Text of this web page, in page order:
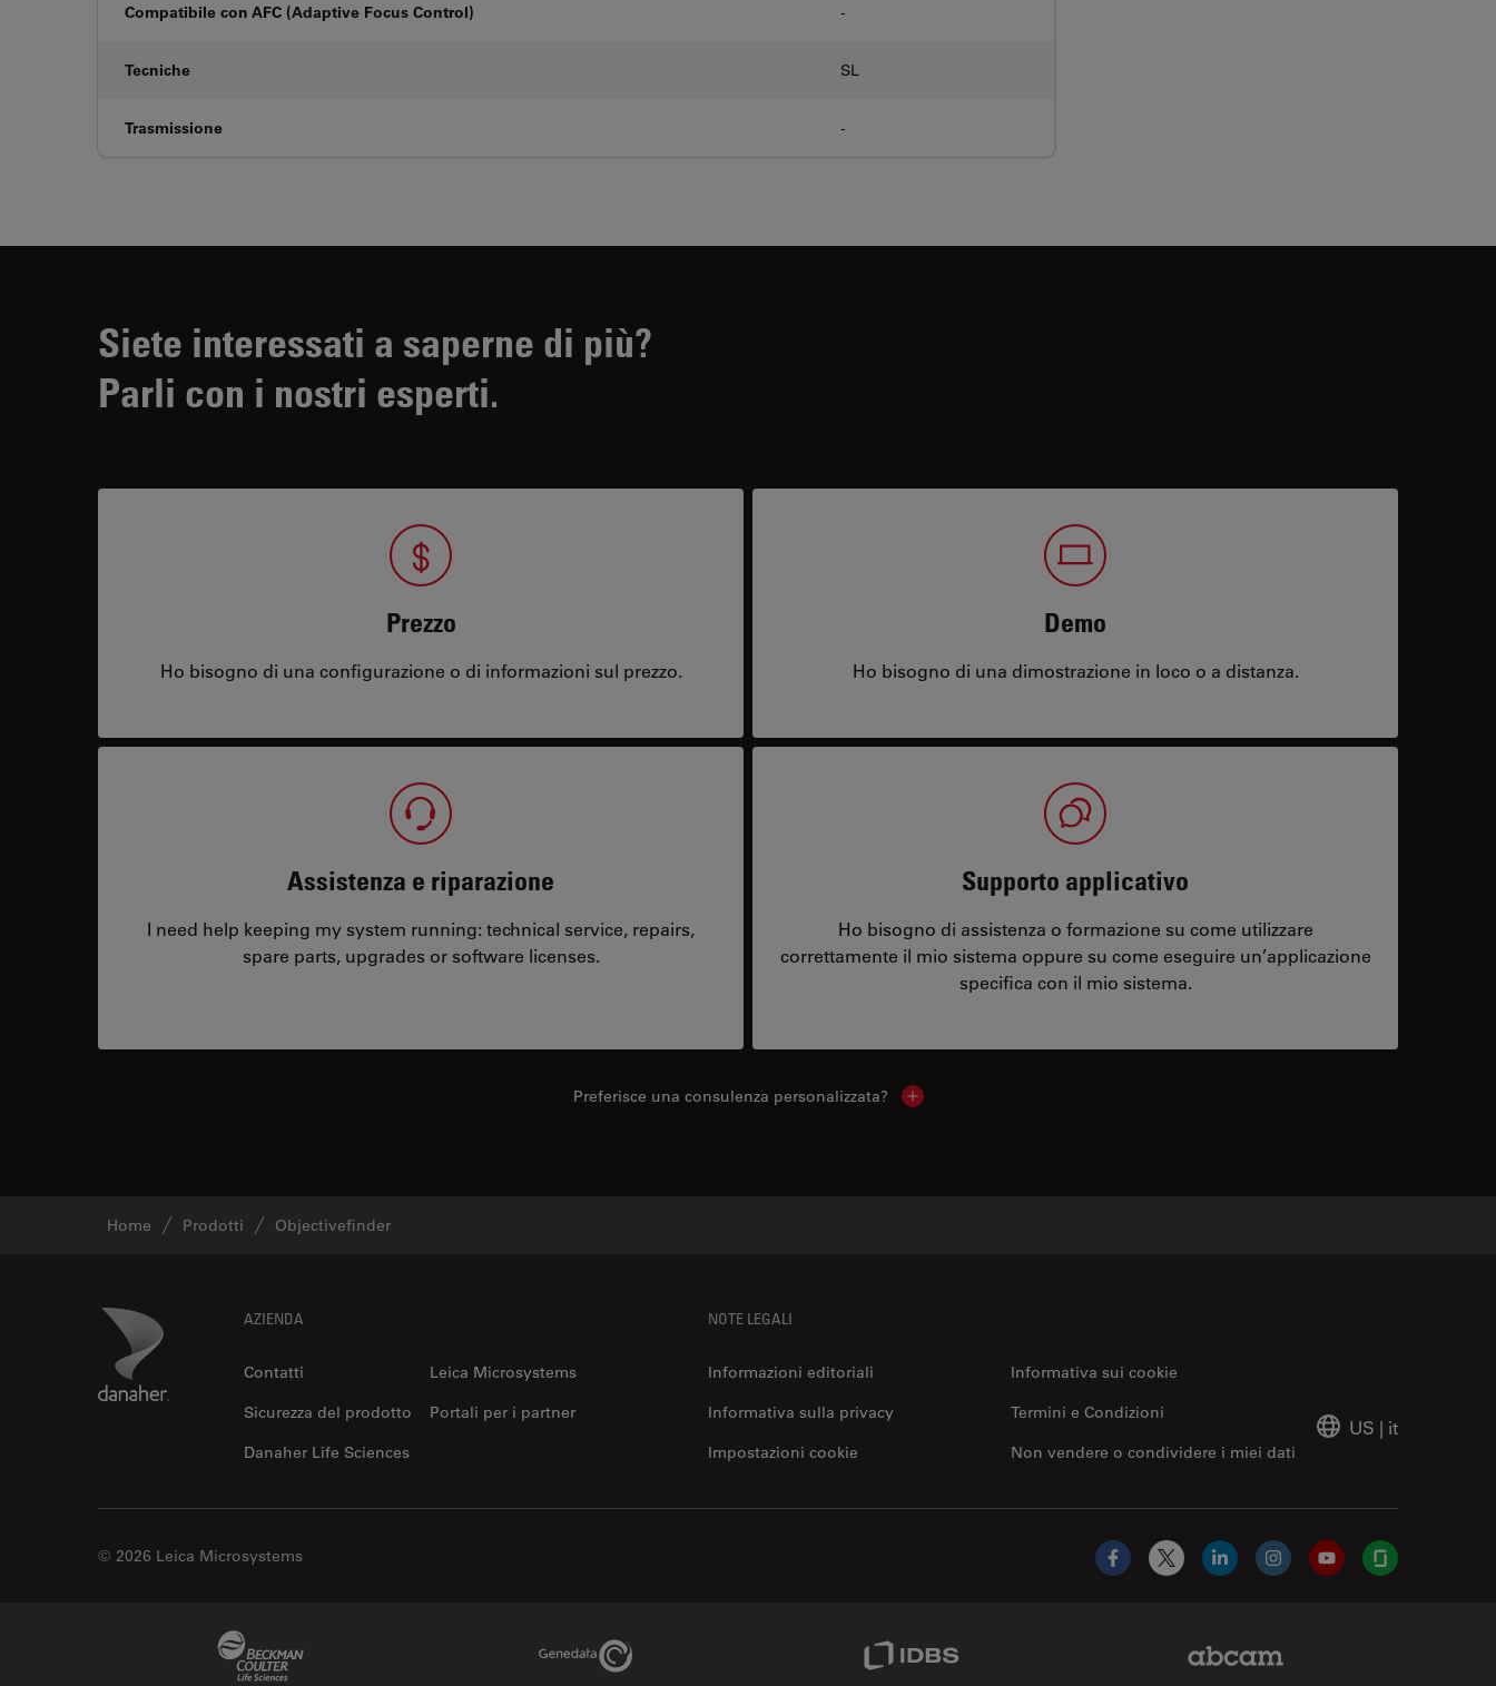
Compatibile con AFC (Adaptive Focus Control) -
Tecniche SL
Trasmissione -
Siete interessati a saperne di più?
Parli con i nostri esperti.
Prezzo
Ho bisogno di una configurazione o di informazioni sul prezzo.
Demo
Ho bisogno di una dimostrazione in loco o a distanza.
Assistenza e riparazione
I need help keeping my system running: technical service, repairs,
spare parts, upgrades or software licenses.
Supporto applicativo
Ho bisogno di assistenza o formazione su come utilizzare
correttamente il mio sistema oppure su come eseguire un’applicazione
specifica con il mio sistema.
Preferisce una consulenza personalizzata? Show local contacts
Home Prodotti Objectivefinder
Danaher Logo AZIENDA
Contatti
Leica Microsystems
Sicurezza del prodotto
Portali per i partner
Danaher Life Sciences
NOTE LEGALI
Informazioni editoriali
Informativa sui cookie
Informativa sulla privacy
Non vendere o condividere i miei dati
Termini e Condizioni
Impostazioni cookie
US | it
© 2026 Leica Microsystems
Facebook
X LinkedInInstagramYouTubeGlassdoor
Genedata Link IDBS Link